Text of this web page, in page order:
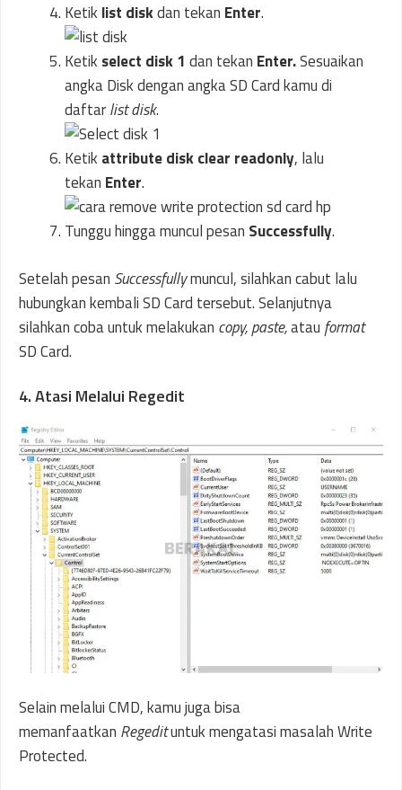
Ketik list diskdan tekan Enter.
Ketik select disk 1 dan tekan Enter.Sesuaikan
angka Disk dengan angka SD Card kamu di
daftarlist disk.
Ketik attribute disk clear readonly, lalu
tekan Enter.
Tunggu hingga muncul pesan Successfully.
Setelah pesan Successfullymuncul, silahkan cabut lalu
hubungkan kembali SD Card tersebut. Selanjutnya
silahkan coba untuk melakukan copy, paste,atau format
SD Card.
4. Atasi Melalui Regedit
Selain melalui CMD, kamu juga bisa
memanfaatkan Regedituntuk mengatasi masalah Write
Protected.